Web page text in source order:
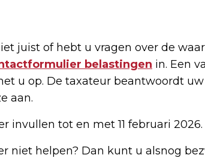
juist of hebt u vragen over de
belastingen in. Een
u op. De taxateur beantwoordt
aan.
invullen tot en met 11 februari 2026.
niet helpen? Dan kunt u alsnog